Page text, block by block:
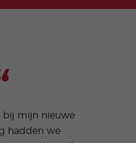
bij mijn nieuwe
hadden we